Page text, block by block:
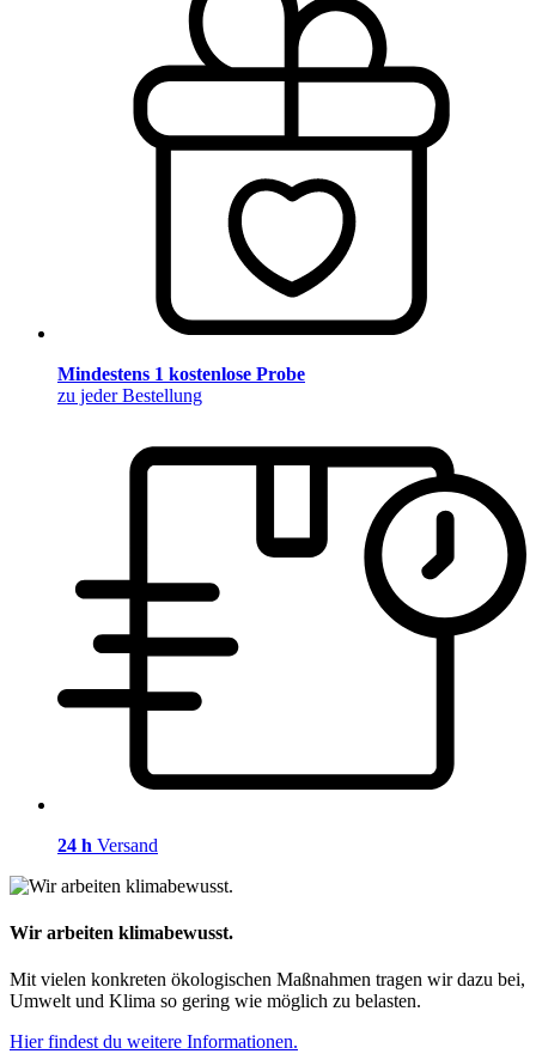
Mindestens 1 kostenlose Probe
zu jeder Bestellung
24 h Versand
Wir arbeiten klimabewusst.
Mit vielen konkreten ökologischen Maßnahmen tragen wir dazu bei,
Umwelt und Klima so gering wie möglich zu belasten.
Hier findest du weitere Informationen.